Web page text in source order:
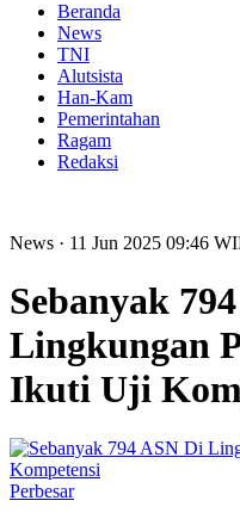
Beranda
News
TNI
Alutsista
Han-Kam
Pemerintahan
Ragam
Redaksi
News · 11 Jun 2025 09:46
Sebanyak
Lingkungan
Ikuti Uji
Perbesar